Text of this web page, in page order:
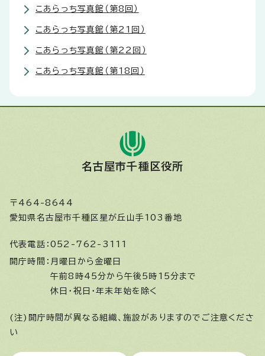
こあらっち写真館（第8回）
こあらっち写真館（第21回）
こあらっち写真館（第22回）
こあらっち写真館（第18回）
名古屋市千種区役所
〒464-8644
愛知県名古屋市千種区星が丘山手103番地
代表電話： 052-762-3111
開庁時間： 月曜日から金曜日
午前8時45分から午後5時15分まで
休日・祝日・年末年始を除く
(注)開庁時間が異なる組織、施設がありますのでご注意くださ
い